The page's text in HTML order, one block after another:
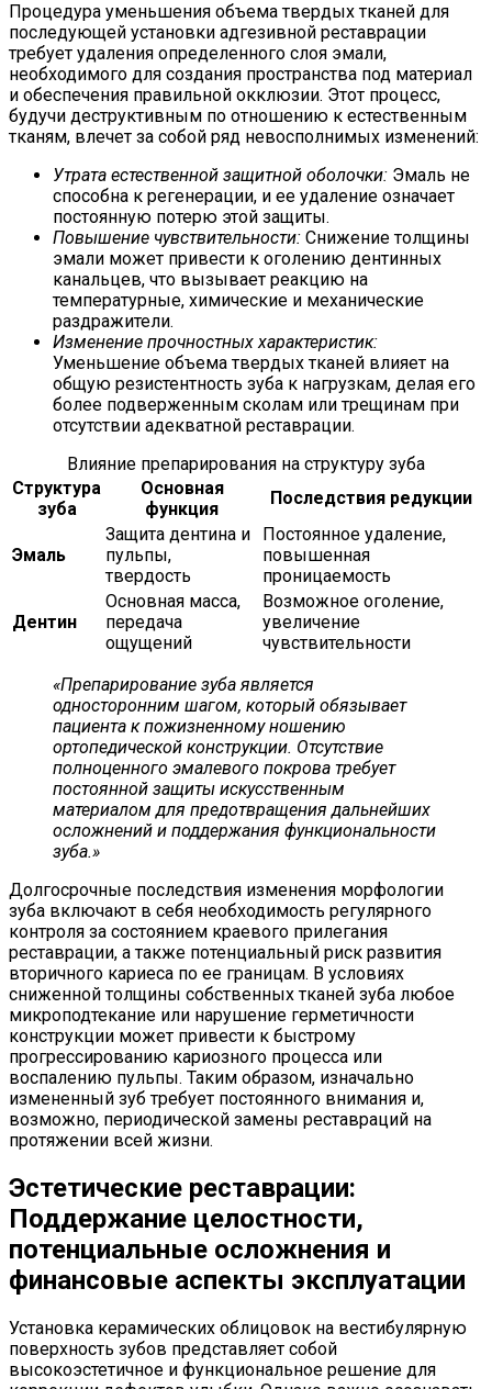
Процедура уменьшения объема твердых тканей для
последующей установки адгезивной реставрации
требует удаления определенного слоя эмали,
необходимого для создания пространства под материал
и обеспечения правильной окклюзии. Этот процесс,
будучи деструктивным по отношению к естественным
тканям, влечет за собой ряд невосполнимых изменений:
Утрата естественной защитной оболочки: Эмаль не
способна к регенерации, и ее удаление означает
постоянную потерю этой защиты.
Повышение чувствительности: Снижение толщины
эмали может привести к оголению дентинных
канальцев, что вызывает реакцию на
температурные, химические и механические
раздражители.
Изменение прочностных характеристик:
Уменьшение объема твердых тканей влияет на
общую резистентность зуба к нагрузкам, делая его
более подверженным сколам или трещинам при
отсутствии адекватной реставрации.
Влияние препарирования на структуру зуба
Структура
зуба
Основная
функция
Последствия редукции
Эмаль
Защита дентина и
пульпы,
твердость
Постоянное удаление,
повышенная
проницаемость
Дентин
Основная масса,
передача
ощущений
Возможное оголение,
увеличение
чувствительности
«Препарирование зуба является
односторонним шагом, который обязывает
пациента к пожизненному ношению
ортопедической конструкции. Отсутствие
полноценного эмалевого покрова требует
постоянной защиты искусственным
материалом для предотвращения дальнейших
осложнений и поддержания функциональности
зуба.»
Долгосрочные последствия изменения морфологии
зуба включают в себя необходимость регулярного
контроля за состоянием краевого прилегания
реставрации, а также потенциальный риск развития
вторичного кариеса по ее границам. В условиях
сниженной толщины собственных тканей зуба любое
микроподтекание или нарушение герметичности
конструкции может привести к быстрому
прогрессированию кариозного процесса или
воспалению пульпы. Таким образом, изначально
измененный зуб требует постоянного внимания и,
возможно, периодической замены реставраций на
протяжении всей жизни.
Эстетические реставрации:
Поддержание целостности,
потенциальные осложнения и
финансовые аспекты эксплуатации
Установка керамических облицовок на вестибулярную
поверхность зубов представляет собой
высокоэстетичное и функциональное решение для